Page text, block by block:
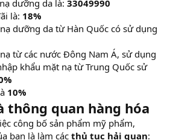
dưỡng da là: 33049990
là: 18%
dưỡng da từ Hàn Quốc có sử dụng
từ các nước Đông Nam Á, sử dụng
khẩu mặt nạ từ Trung Quốc sử
10%
thông quan hàng hóa
công bố sản phẩm mỹ phẩm,
bạn là làm các thủ tục hải quan: